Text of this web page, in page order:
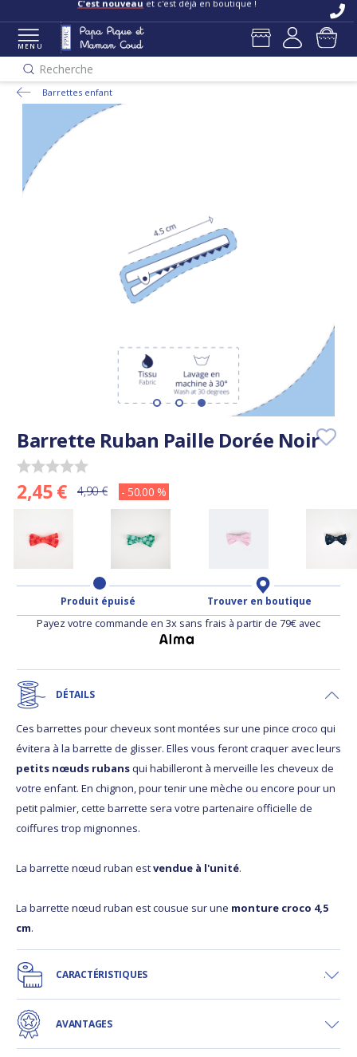
C'est nouveau et c'est déjà en boutique !
MENU
Recherche
Barrettes enfant
Barrette Ruban Paille Dorée Noir
2,45 € 4,90 € - 50.00 %
Produit épuisé Trouver en boutique
Payez votre commande en 3x sans frais à partir de 79€ avec
DÉTAILS
Ces barrettes pour cheveux sont montées sur une pince croco qui
évitera à la barrette de glisser. Elles vous feront craquer avec leurs
petits nœuds rubansqui habilleront à merveille les cheveux de
votre enfant. En chignon, pour tenir une mèche ou encore pour un
petit palmier, cette barrette sera votre partenaire officielle de
coiffures trop mignonnes.
La barrette nœud ruban estvendue à l'unité.
La barrette nœud ruban est cousue sur une monture croco 4,5
cm.
CARACTÉRISTIQUES
AVANTAGES